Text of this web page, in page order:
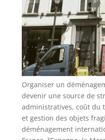
Organiser un
devenir une source de
administratives, coût du
et gestion des objets
déménagement